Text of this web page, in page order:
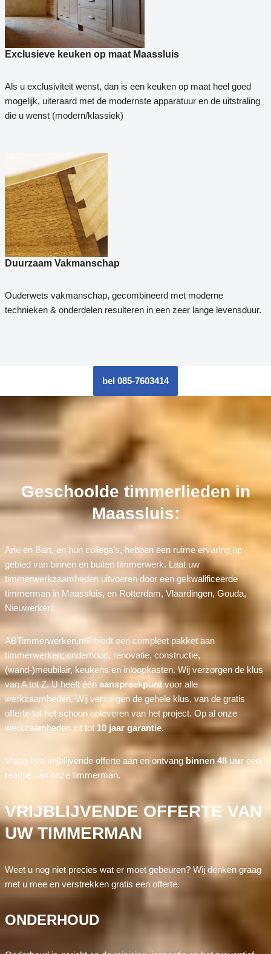
Exclusieve keuken op maat Maassluis
Als u exclusiviteit wenst, dan is een keuken op maat heel goed
mogelijk, uiteraard met de modernste apparatuur en de uitstraling
die u wenst (modern/klassiek)
Duurzaam Vakmanschap
Ouderwets vakmanschap, gecombineerd met moderne
technieken & onderdelen resulteren in een zeer lange levensduur.
bel 085-7603414
Geschoolde timmerlieden in
Maassluis:
Arie en Bart, en hun collega’s, hebben een ruime ervaring op
gebied van binnen en buiten timmerwerk. Laat uw
timmerwerkzaamheden uitvoeren door een gekwalificeerde
timmerman in Maassluis, en Rotterdam, Vlaardingen, Gouda,
Nieuwerkerk
ABTimmerwerken.nl® biedt een compleet pakket aan
timmerwerken: onderhoud, renovatie, constructie,
(wand-)meubilair, keukens en inloopkasten. Wij verzorgen de klus
van A tot Z. U heeft één aanspreekpuntvoor alle
werkzaamheden. Wij verzorgen de gehele klus, van de gratis
offerte tot het schoon opleveren van het project. Op al onze
werkzaamheden zit tot 10 jaar garantie.
Vraag een vrijblijvende offerte aan en ontvang binnen 48 uureen
reactie van onze timmerman.
VRIJBLIJVENDE OFFERTE VAN
UW TIMMERMAN
Weet u nog niet precies wat er moet gebeuren? Wij denken graag
met u mee en verstrekken gratis een offerte.
ONDERHOUD